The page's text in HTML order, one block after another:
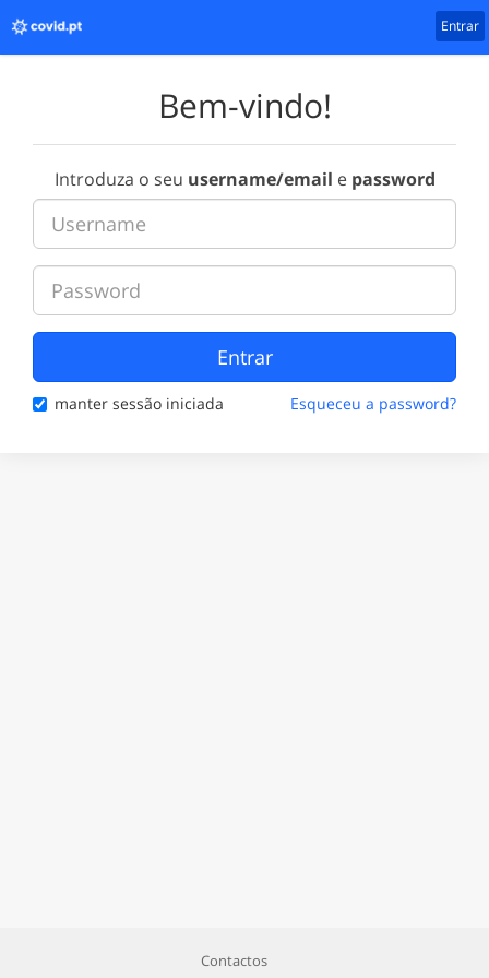
Entrar
Bem-vindo!
Introduza o seu username/email e password
Entrar
manter sessão iniciada Esqueceu a password?
Contactos